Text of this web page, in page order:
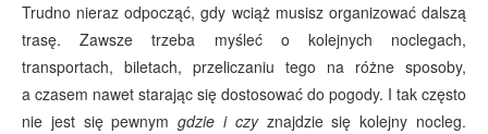
Trudno nieraz odpocząć, gdy wciąż musisz organizować dalszą
trasę. Zawsze trzeba myśleć o kolejnych noclegach,
transportach, biletach, przeliczaniu tego na różne sposoby,
a czasem nawet starając się dostosować do pogody. I tak często
nie jest się pewnymgdzie i czyznajdzie się kolejny nocleg.